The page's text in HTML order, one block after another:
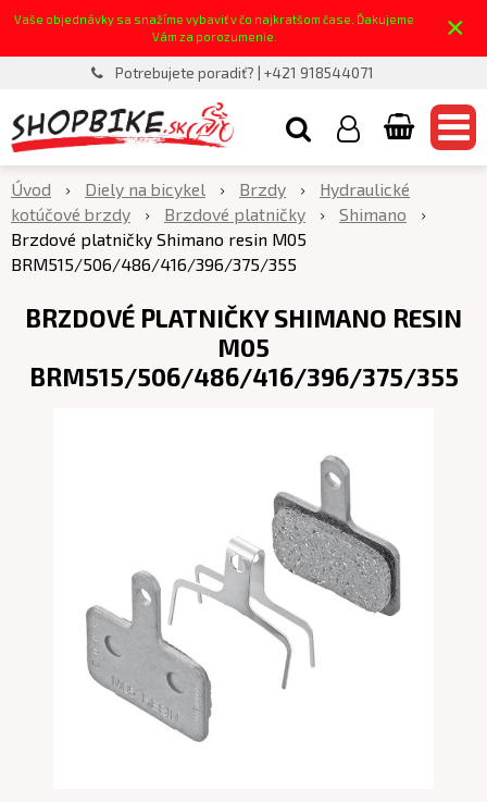
Vaše objednávky sa snažíme vybaviť v čo najkratšom čase. Ďakujeme
Vám za porozumenie.
×
Potrebujete poradiť? | +421 918544071
Úvod Diely na bicykel Brzdy
Hydraulické
kotúčové brzdy
Brzdové platničky
Shimano
Brzdové platničky Shimano resin M05
BRM515/506/486/416/396/375/355
BRZDOVÉ PLATNIČKY SHIMANO RESIN
M05
BRM515/506/486/416/396/375/355